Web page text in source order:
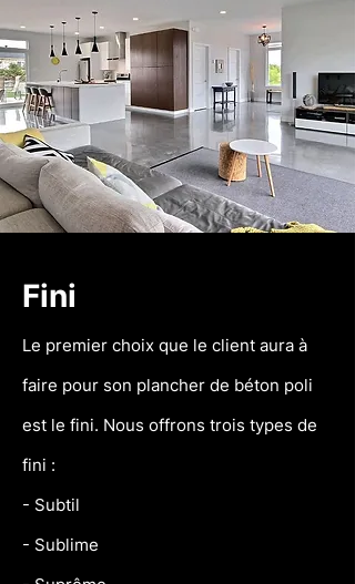
Fini
Le premier choix que le client aura à
faire pour son plancher de béton poli
est le fini. Nous offrons trois types de
fini :
- Subtil
- Sublime